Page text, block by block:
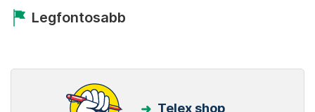
Legfontosabb
Telex shop